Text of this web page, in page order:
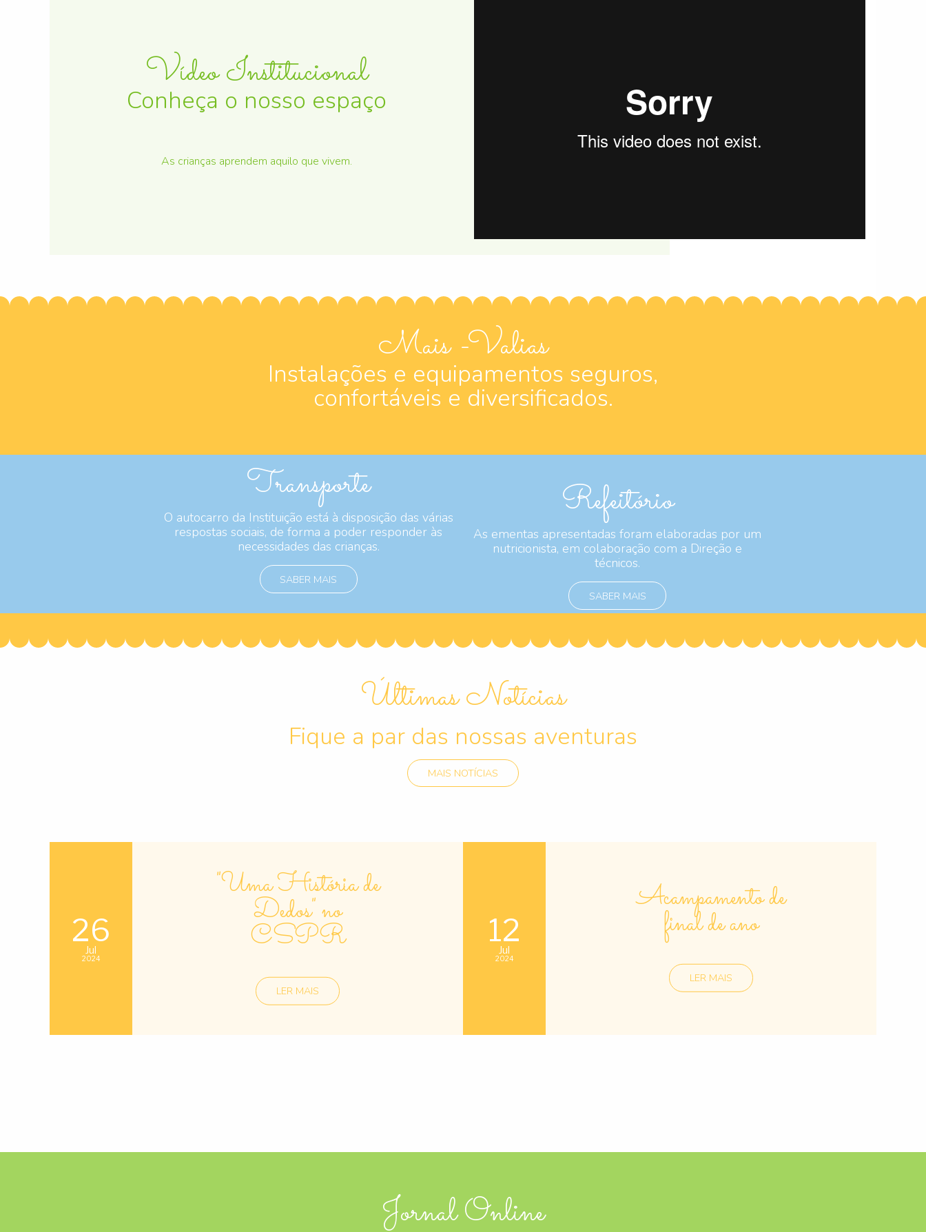
Vídeo Institucional
Conheça o nosso espaço
As crianças aprendem aquilo que vivem.
Mais -Valias
Instalações e equipamentos seguros,
confortáveis e diversificados.
Transporte
O autocarro da Instituição está à disposição das várias
respostas sociais, de forma a poder responder às
necessidades das crianças.
SABER MAIS
Refeitório
As ementas apresentadas foram elaboradas por um
nutricionista, em colaboração com a Direção e
técnicos.
SABER MAIS
Últimas Notícias
Fique a par das nossas aventuras
MAIS NOTÍCIAS
26
Jul
2024
"Uma História de
Dedos" no
CSPR
LER MAIS
12
Jul
2024
Acampamento de
final de ano
LER MAIS
Jornal Online